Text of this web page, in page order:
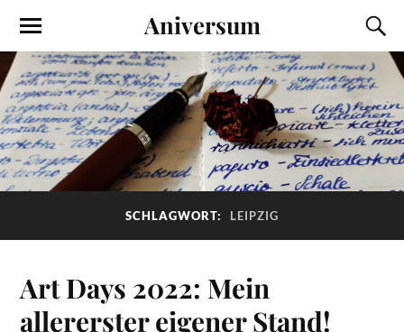
Aniversum
SCHLAGWORT: LEIPZIG
Art Days 2022: Mein
allererster eigener Stand!